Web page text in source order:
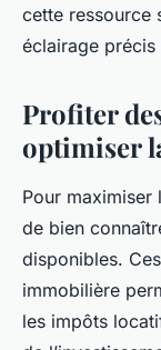
cette ressource
éclairage précis
Profiter
optimiser
Pour maximiser
de bien
disponibles.
immobilière
les impôts